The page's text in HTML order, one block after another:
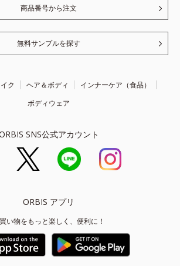
商品番号から注文
無料サンプルを探す
ク ヘア＆ボディ
インナーケア（食品）
ボディウェア
SNS公式アカウント
ORBIS アプリ
い物をもっと楽しく、便利に！